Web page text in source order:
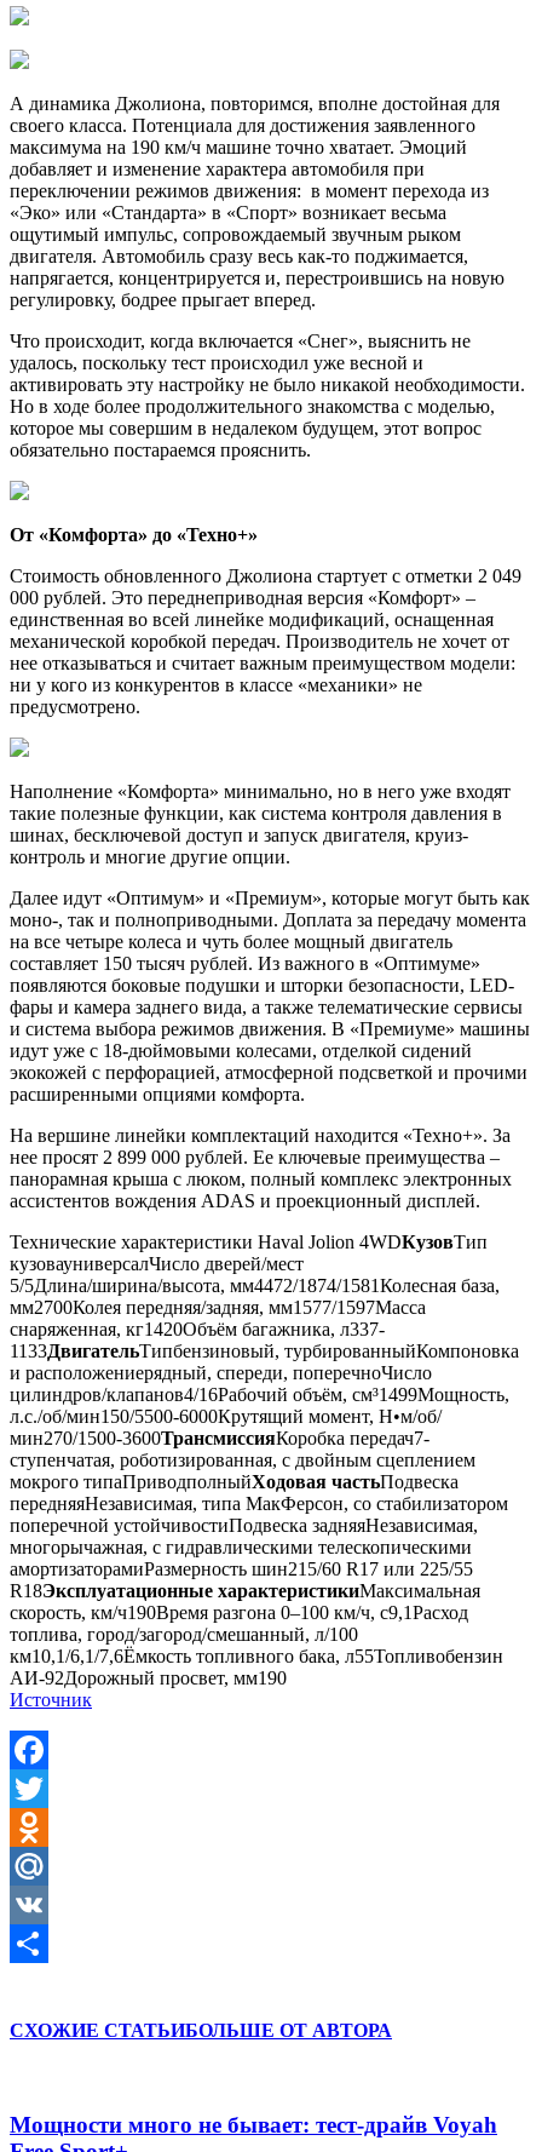
А динамика Джолиона, повторимся, вполне достойная для
своего класса. Потенциала для достижения заявленного
максимума на 190 км/ч машине точно хватает. Эмоций
добавляет и изменение характера автомобиля при
переключении режимов движения: в момент перехода из
«Эко» или «Стандарта» в «Спорт» возникает весьма
ощутимый импульс, сопровождаемый звучным рыком
двигателя. Автомобиль сразу весь как-то поджимается,
напрягается, концентрируется и, перестроившись на новую
регулировку, бодрее прыгает вперед.
Что происходит, когда включается «Снег», выяснить не
удалось, поскольку тест происходил уже весной и
активировать эту настройку не было никакой необходимости.
Но в ходе более продолжительного знакомства с моделью,
которое мы совершим в недалеком будущем, этот вопрос
обязательно постараемся прояснить.
От «Комфорта» до «Техно+»
Стоимость обновленного Джолиона стартует с отметки 2 049
000 рублей. Это переднеприводная версия «Комфорт» –
единственная во всей линейке модификаций, оснащенная
механической коробкой передач. Производитель не хочет от
нее отказываться и считает важным преимуществом модели:
ни у кого из конкурентов в классе «механики» не
предусмотрено.
Наполнение «Комфорта» минимально, но в него уже входят
такие полезные функции, как система контроля давления в
шинах, бесключевой доступ и запуск двигателя, круиз-
контроль и многие другие опции.
Далее идут «Оптимум» и «Премиум», которые могут быть как
моно-, так и полноприводными. Доплата за передачу момента
на все четыре колеса и чуть более мощный двигатель
составляет 150 тысяч рублей. Из важного в «Оптимуме»
появляются боковые подушки и шторки безопасности, LED-
фары и камера заднего вида, а также телематические сервисы
и система выбора режимов движения. В «Премиуме» машины
идут уже с 18-дюймовыми колесами, отделкой сидений
экокожей с перфорацией, атмосферной подсветкой и прочими
расширенными опциями комфорта.
На вершине линейки комплектаций находится «Техно+». За
нее просят 2 899 000 рублей. Ее ключевые преимущества –
панорамная крыша с люком, полный комплекс электронных
ассистентов вождения ADAS и проекционный дисплей.
Технические характеристики Haval Jolion 4WDКузовТип
кузовауниверсалЧисло дверей/мест
5/5Длина/ширина/высота, мм4472/1874/1581Колесная база,
мм2700Колея передняя/задняя, мм1577/1597Масса
снаряженная, кг1420Объём багажника, л337-
1133ДвигательТипбензиновый, турбированныйКомпоновка
и расположениерядный, спереди, поперечноЧисло
цилиндров/клапанов4/16Рабочий объём, см³1499Мощность,
л.с./об/мин150/5500-6000Крутящий момент, Н•м/об/
мин270/1500-3600ТрансмиссияКоробка передач7-
ступенчатая, роботизированная, с двойным сцеплением
мокрого типаПриводполныйХодовая частьПодвеска
передняяНезависимая, типа МакФерсон, со стабилизатором
поперечной устойчивостиПодвеска задняяНезависимая,
многорычажная, с гидравлическими телескопическими
амортизаторамиРазмерность шин215/60 R17 или 225/55
R18Эксплуатационные характеристикиМаксимальная
скорость, км/ч190Время разгона 0–100 км/ч, с9,1Расход
топлива, город/загород/смешанный, л/100
км10,1/6,1/7,6Ёмкость топливного бака, л55Топливобензин
АИ-92Дорожный просвет, мм190
Источник
Facebook
Twitter
Odnoklassniki
Mail.Ru
VK
СХОЖИЕ СТАТЬИБОЛЬШЕ ОТ АВТОРА
Мощности много не бывает: тест-драйв Voyah